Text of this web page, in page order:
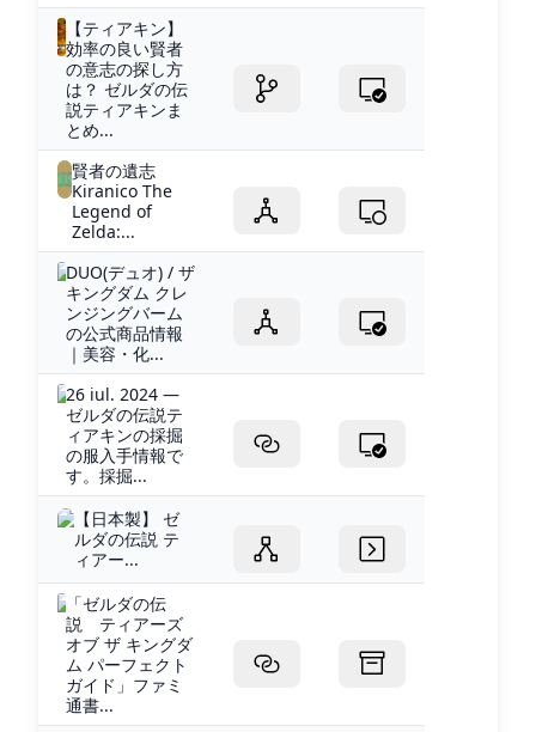
【ティアキン】
効率の良い賢者
の意志の探し方
は？ ゼルダの伝
説ティアキンま
とめ...
賢者の遺志
Kiranico The
Legend of
Zelda:...
DUO(デュオ) / ザ
キングダム クレ
ンジングバーム
の公式商品情報
｜美容・化...
26 iul. 2024 —
ゼルダの伝説テ
ィアキンの採掘
の服入手情報で
す。採掘...
【日本製】 ゼ
ルダの伝説 テ
ィアー...
「ゼルダの伝
説 ティアーズ
オブ ザ キングダ
ム パーフェクト
ガイド」ファミ
通書...